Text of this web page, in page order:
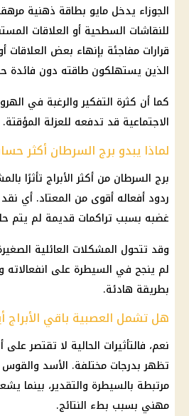
الجوزاء يدخل مايو بطاقة ذهنية
للنقاشات السطحية أو العلاقات
قرارات مفاجئة بإنهاء بعض العلاقات
الذين يستهلكون طاقته دون فائدة
كما أن كثرة التفكير والرغبة في
الاجتماعية قد تدفعه للعزلة المؤقتة.
لماذا يبدو برج السرطان أكثر
برج السرطان من أكثرالأبراج تأثرًا
ردود أفعاله أقوى من المعتاد. أي
غضبه بسبب تراكمات قديمة لم يتم
وقد تتحول المشكلات العائلية
لم ينجح في السيطرة على انفعالاته
بطريقة هادئة.
هل تشمل العصبية باقي الأبراج
نعم، فالتأثيرات الحالية لا تقتصر على
تظهر بدرجات مختلفة. الأسد
مرتبطة بالسيطرة والتقدير، بينما
مهني بسبب بطء النتائج.